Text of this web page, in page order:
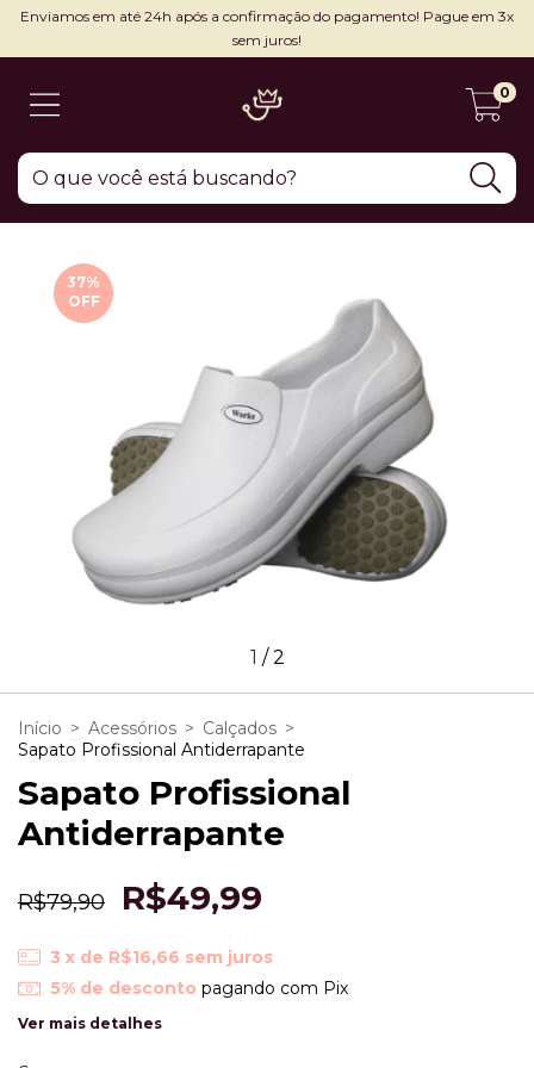
Enviamos em até 24h após a confirmação do pagamento! Pague em 3x
sem juros!
0
37%
OFF
1 /2
Início > Acessórios > Calçados >
Sapato Profissional Antiderrapante
Sapato Profissional
Antiderrapante
R$79,90 R$49,99
3 x de R$16,66 sem juros
5% de desconto pagando com Pix
Ver mais detalhes